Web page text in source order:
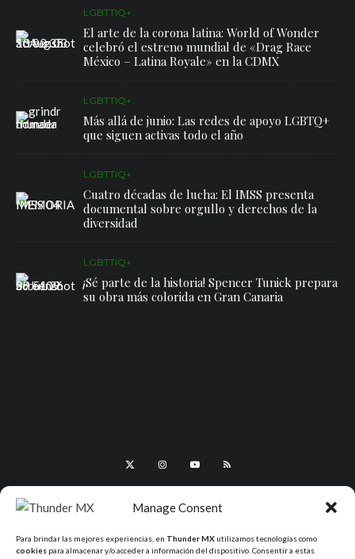
Manage Consent
Para brindar las mejores experiencias, en Thunder MX utilizamos tecnologías como
cookies para almacenar y/o acceder a información del dispositivo. Consentir a estas
LGBTTIQ+
El arte de la corona latina: World of Wonder
celebró el estreno mundial de «Drag Race
México – Latina Royale» en la CDMX
LGBTTIQ+
Más allá de junio: Las redes de apoyo LGBTQ+
que siguen activas todo el año
LGBTTIQ+
Cuatro décadas de lucha: El IMSS presenta
documental sobre orgullo y derechos de la
diversidad
LGBTTIQ+
¡Sé parte de la historia! Spencer Tunick prepara
su obra más colorida en Gran Canaria